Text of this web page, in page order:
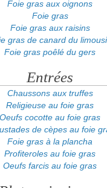
Foie gras aux oignons
Foie gras
Foie gras aux raisins
gras de canard du
Foie gras poêlé du gers
Entrées
Chaussons aux truffes
Religieuse au foie gras
Oeufs cocotte au foie gras
de cèpes au foie
Foie gras à la plancha
Profiteroles au foie gras
Oeufs farcis au foie gras